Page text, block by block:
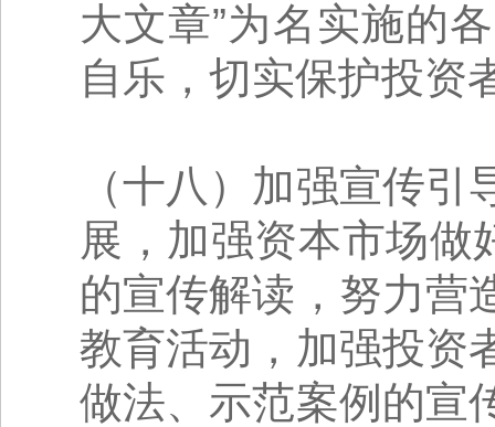
大文章”为名实施的
自乐，切实保护投资
（十八）加强宣传
展，加强资本市场做
的宣传解读，努力营
教育活动，加强投资
做法、示范案例的宣